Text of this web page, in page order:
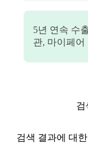
5년 연속 수
관, 마이페어
검
검색 결과에 대